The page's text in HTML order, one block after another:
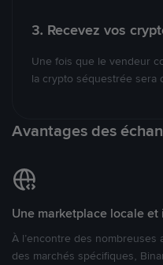
3. Recevez vos
Une fois que le vendeur
la crypto séquestrée sera
Avantages des
Une marketplace locale
À l’encontre des nombreuses
des marchés spécifiques,